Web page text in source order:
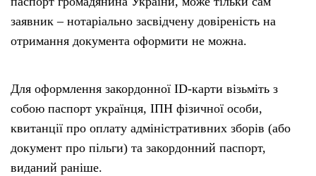
заявник – нотаріально засвідчену довіреність на
отримання документа оформити не можна.
Для оформлення закордонної ID-карти візьміть з
собою паспорт українця, ІПН фізичної особи,
квитанції про оплату адміністративних зборів (або
документ про пільги) та закордонний паспорт,
виданий раніше.